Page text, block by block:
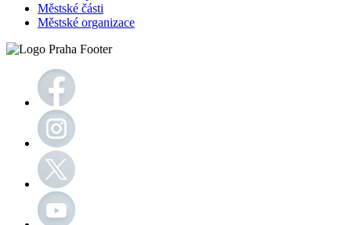
Městské části
Městské organizace